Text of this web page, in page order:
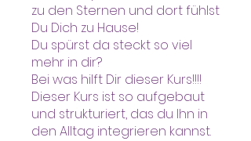
zu den Sternen und dort fühlst
Du Dich zu Hause!
Du spürst da steckt so viel
mehr in dir?
Bei was hilft Dir dieser Kurs!!!!
Dieser Kurs ist so aufgebaut
und strukturiert, das du Ihn in
den Alltag integrieren kannst.